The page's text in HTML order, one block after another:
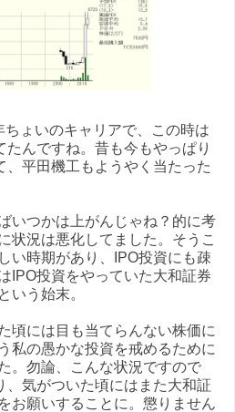
ょいのキャリアで、この時は
たんですね。昔も今もやっぱり
、平田機工もようやく当たった
いつかは上がんじゃね？的に考
状況は悪化してました。そうこ
い時期があり、IPO投資にも疎
IPO投資をやっていた大和証券
いう始末。
頃には目も当てらんない株価に
私の愚かな投資を戒めるために
。勿論、こんな状況ですので
、気がついた頃にはまた大和証
お願いすることに。懲りません